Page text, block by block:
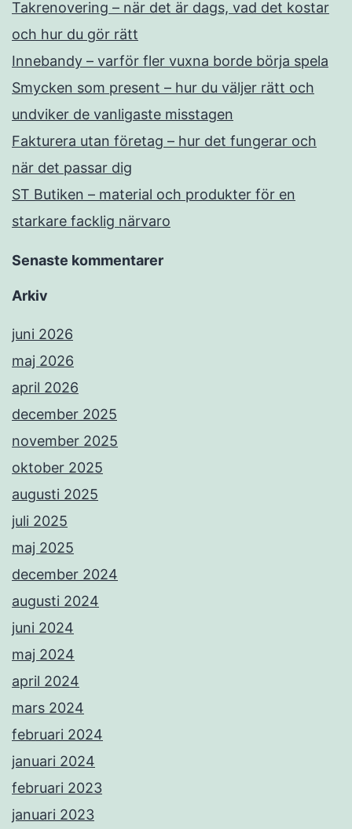
Takrenovering – när det är dags, vad det kostar
och hur du gör rätt
Innebandy – varför fler vuxna borde börja spela
Smycken som present – hur du väljer rätt och
undviker de vanligaste misstagen
Fakturera utan företag – hur det fungerar och
när det passar dig
ST Butiken – material och produkter för en
starkare facklig närvaro
Senaste kommentarer
Arkiv
juni 2026
maj 2026
april 2026
december 2025
november 2025
oktober 2025
augusti 2025
juli 2025
maj 2025
december 2024
augusti 2024
juni 2024
maj 2024
april 2024
mars 2024
februari 2024
januari 2024
februari 2023
januari 2023